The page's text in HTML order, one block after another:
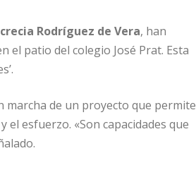
Rodríguez de Vera, han
el patio del colegio José Prat. Esta
marcha de un proyecto que permite
esfuerzo. «Son capacidades que